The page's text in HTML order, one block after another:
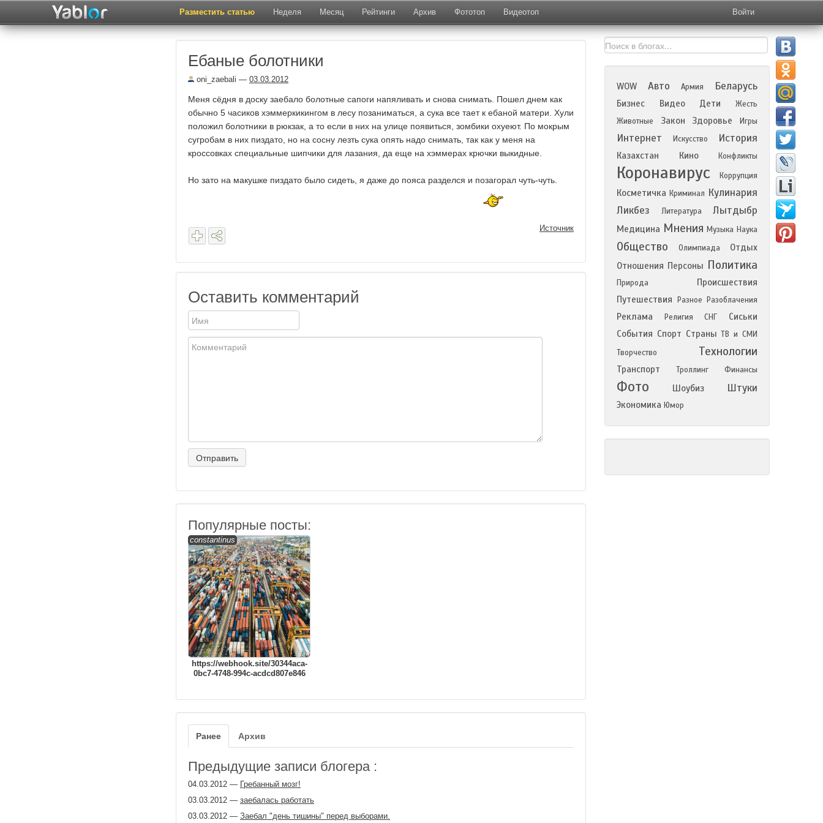
Разместить статью Неделя Месяц Рейтинги Архив Фототоп Видеотоп Войти
Ебаные болотники
oni_zaebali — 03.03.2012
Меня сёдня в доску заебало болотные сапоги напяливать и снова снимать. Пошел днем как
обычно 5 часиков хэммеркикингом в лесу позаниматься, а сука все тает к ебаной матери. Хули
положил болотники в рюкзак, а то если в них на улице появиться, зомбики охуеют. По мокрым
сугробам в них пиздато, но на сосну лезть сука опять надо снимать, так как у меня на
кроссовках специальные шипчики для лазания, да еще на хэммерах крючки выкидные.
Но зато на макушке пиздато было сидеть, я даже до пояса разделся и позагорал чуть-чуть.
Источник
Оставить комментарий
Популярные посты:
constantinus
https://webhook.site/30344aca-
0bc7-4748-994c-acdcd807e846
Ранее Архив
Предыдущие записи блогера :
04.03.2012 — Гребанный мозг!
03.03.2012 — заебалась работать
03.03.2012 — Заебал "день тишины" перед выборами.
WOW Авто Армия Беларусь
Бизнес Видео Дети
Жесть
Животные
Закон Здоровье Игры
Интернет Искусство История
Казахстан Кино Конфликты
Коронавирус Коррупция
Косметичка Криминал Кулинария
Ликбез
Литература Лытдыбр
Медицина Мнения Музыка Наука
Общество Олимпиада
Отдых
Отношения Персоны Политика
Природа
Происшествия
Путешествия
Разное Разоблачения
Реклама Религия СНГ
Сиськи
События Спорт Страны ТВ и СМИ
Творчество
Технологии
Транспорт Троллинг Финансы
Фото Шоубиз Штуки
Экономика Юмор